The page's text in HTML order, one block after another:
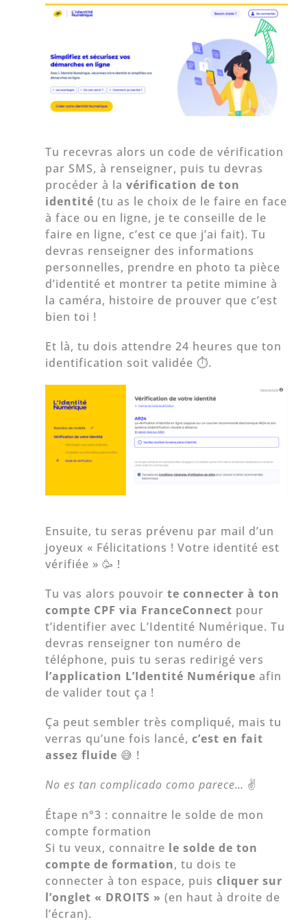
Tu recevras alors un code de vérification
par SMS, à renseigner, puis tu devras
procéder à lavérification de ton
identité (tu as le choix de le faire en face
à face ou en ligne, je te conseille de le
faire en ligne, c’est ce que j’ai fait). Tu
devras renseigner des informations
personnelles, prendre en photo ta pièce
d’identité et montrer ta petite mimine à
la caméra, histoire de prouver que c’est
bien toi !
Et là, tu dois attendre 24 heures que ton
identification soit validée ⏱.
Ensuite, tu seras prévenu par mail d’un
joyeux « Félicitations ! Votre identité est
vérifiée » 🥳 !
Tu vas alors pouvoirte connecter à ton
compte CPF via FranceConnect pour
t’identifier avec L’Identité Numérique. Tu
devras renseigner ton numéro de
téléphone, puis tu seras redirigé vers
l’application L’Identité Numérique afin
de valider tout ça !
Ça peut sembler très compliqué, mais tu
verras qu’une fois lancé,c’est en fait
assez fluide 😅 !
No es tan complicado como parece… ✌
Étape n°3 : connaitre le solde de mon
compte formation
Si tu veux, connaitre le solde de ton
compte de formation, tu dois te
connecter à ton espace, puiscliquer sur
l’onglet « DROITS » (en haut à droite de
l’écran).